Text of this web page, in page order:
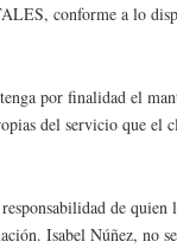
conforme a lo
por finalidad el
del servicio que el
de quien
Isabel Núñez, no